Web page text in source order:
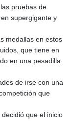
pruebas de
supergigante y
medallas en estos
que tiene en
en una pesadilla
de irse con una
que
que el inicio